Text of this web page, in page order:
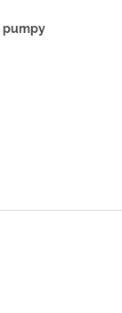
pumpy